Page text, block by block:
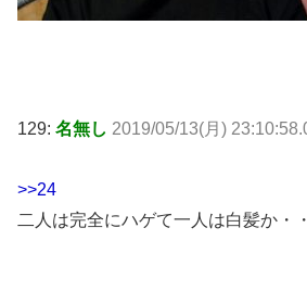
129: 名無し 2019/05/13(月)
>>24
二人は完全にハゲて一人は白髪か・